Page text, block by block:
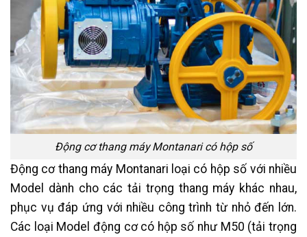
Động cơ thang máy Montanari có hộp số
Động cơ thang máy Montanari loại có hộp số với nhiều
Model dành cho các tải trọng thang máy khác nhau,
phục vụ đáp ứng với nhiều công trình từ nhỏ đến lớn.
Các loại Model động cơ có hộp số như M50 (tải trọng